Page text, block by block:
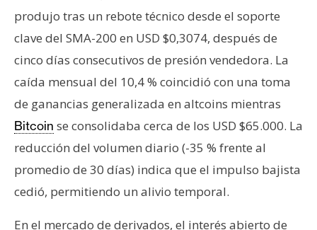
c
i
d
a
produjo tras un rebote técnico desde el soporte
clave del SMA-200 en USD $0,3074, después de
cinco días consecutivos de presión vendedora. La
caída mensual del 10,4 % coincidió con una toma
de ganancias generalizada en altcoins mientras
Bitcoin se consolidaba cerca de los USD $65.000. La
reducción del volumen diario (-35 % frente al
promedio de 30 días) indica que el impulso bajista
cedió, permitiendo un alivio temporal.
En el mercado de derivados, el interés abierto de